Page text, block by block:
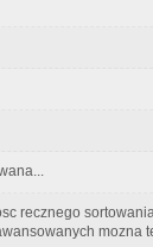
recznego
mozna